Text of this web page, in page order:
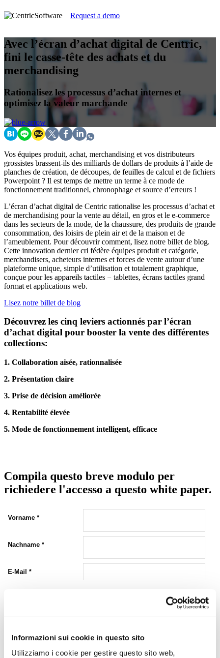
Informazioni sui cookie in questo sito
Utilizziamo i cookie per gestire questo sito web,
Request a demo
Avec l’écran d’achat digital de Centric,
fini le casse-tête des achats et du
merchandising
Rationalisez les processus d’achat internes et
optimisez la valeur marchande
Vos équipes produit, achat, merchandising et vos distributeurs
grossistes brassent-ils des milliards de dollars de produits à l’aide de
planches de création, de découpes, de feuilles de calcul et de fichiers
Powerpoint ? Il est temps de mettre un terme à ce mode de
fonctionnement traditionnel, chronophage et source d’erreurs !
L’écran d’achat digital de Centric rationalise les processus d’achat et
de merchandising pour la vente au détail, en gros et le e-commerce
dans les secteurs de la mode, de la chaussure, des produits de grande
consommation, des loisirs de plein air et de la maison et de
l’ameublement. Pour découvrir comment, lisez notre billet de blog.
Cette innovation dernier cri fédère équipes produit et catégorie,
merchandisers, acheteurs internes et forces de vente autour d’une
plateforme unique, simple d’utilisation et totalement graphique,
conçue pour les appareils tactiles − tablettes, écrans tactiles grand
format et applications web.
Lisez notre billet de blog
Découvrez les cinq leviers actionnés par l’écran
d’achat digital pour booster la vente des différentes
collections:
1. Collaboration aisée, rationnalisée
2. Présentation claire
3. Prise de décision améliorée
4. Rentabilité élevée
5. Mode de fonctionnement intelligent, efficace
Compila questo breve modulo per
richiedere l'accesso a questo white paper.